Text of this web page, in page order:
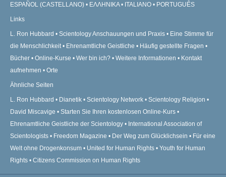
ESPAÑOL (CASTELLANO)
ΕΛΛΗΝΙΚA ITALIANO PORTUGUÊS
Links
L. Ron Hubbard Scientology Anschauungen und Praxis
Eine Stimme für
die Menschlichkeit
Ehrenamtliche Geistliche
Häufig gestellte Fragen
Bücher
Online-Kurse Wer bin ich? Weitere Informationen
Kontakt
aufnehmen
Orte
Ähnliche Seiten
L. Ron Hubbard Dianetik Scientology Network
Scientology Religion
David Miscavige
Starten Sie Ihren kostenlosen Online-Kurs
Ehrenamtliche Geistliche der Scientology
International Association of
Scientologists
Freedom Magazine Der Weg zum Glücklichsein
Für eine
Welt ohne Drogenkonsum
United for Human Rights
Youth for Human
Rights
Citizens Commission on Human Rights